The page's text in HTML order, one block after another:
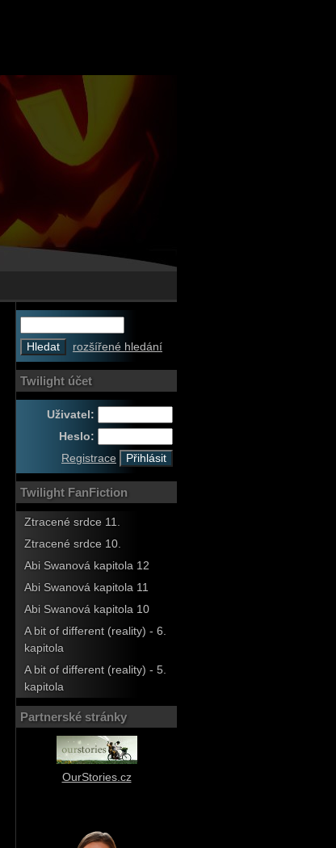
rozšířené hledání
Twilight účet
Uživatel:
Heslo:
Registrace
Twilight FanFiction
Ztracené srdce 11.
Ztracené srdce 10.
Abi Swanová kapitola 12
Abi Swanová kapitola 11
Abi Swanová kapitola 10
A bit of different (reality) - 6.
kapitola
A bit of different (reality) - 5.
kapitola
Partnerské stránky
OurStories.cz